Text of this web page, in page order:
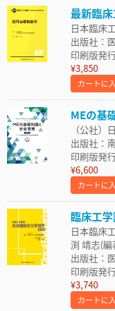
最新臨
日本臨床
出版社：
印刷版発
¥3,850
カートに
MEの基
（公社
出版社：
印刷版発
¥6,600
カートに
臨床工
日本臨床
渕 靖志(編
出版社：
印刷版発
¥3,740
カートに